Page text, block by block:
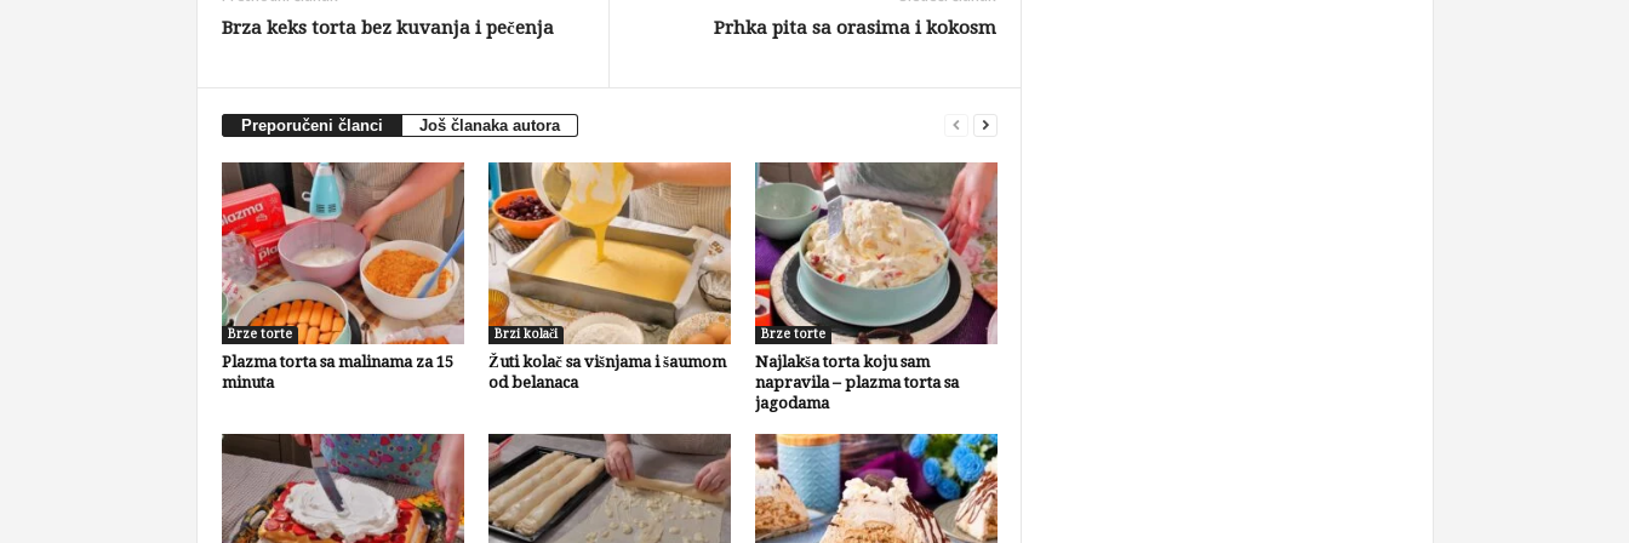
Brza keks torta bez kuvanja i pečenja Prhka pita sa orasima i kokosm
Preporučeni članci Još članaka autora
Brze torte
Plazma torta sa malinama za 15
minuta
Brzi kolači
Žuti kolač sa višnjama i šaumom
od belanaca
Brze torte
Najlakša torta koju sam
napravila – plazma torta sa
jagodama